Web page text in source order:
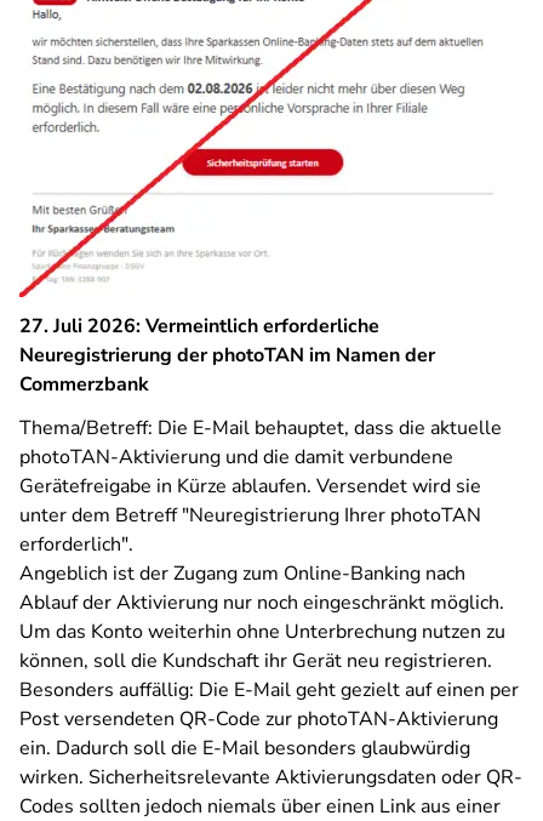
27. Juli 2026: Vermeintlich erforderliche
Neuregistrierung der photoTAN im Namen der
Commerzbank
Thema/Betreff: Die E-Mail behauptet, dass die aktuelle
photoTAN-Aktivierung und die damit verbundene
Gerätefreigabe in Kürze ablaufen. Versendet wird sie
unter dem Betreff "Neuregistrierung Ihrer photoTAN
erforderlich".
Angeblich ist der Zugang zum Online-Banking nach
Ablauf der Aktivierung nur noch eingeschränkt möglich.
Um das Konto weiterhin ohne Unterbrechung nutzen zu
können, soll die Kundschaft ihr Gerät neu registrieren.
Besonders auffällig: Die E-Mail geht gezielt auf einen per
Post versendeten QR-Code zur photoTAN-Aktivierung
ein. Dadurch soll die E-Mail besonders glaubwürdig
wirken. Sicherheitsrelevante Aktivierungsdaten oder QR-
Codes sollten jedoch niemals über einen Link aus einer